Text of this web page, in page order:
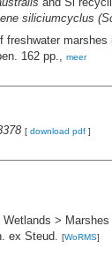
siliciumcyclus
freshwater
162 pp., meer
[ download pdf ]
> Marshes
ex Steud. [WoRMS]